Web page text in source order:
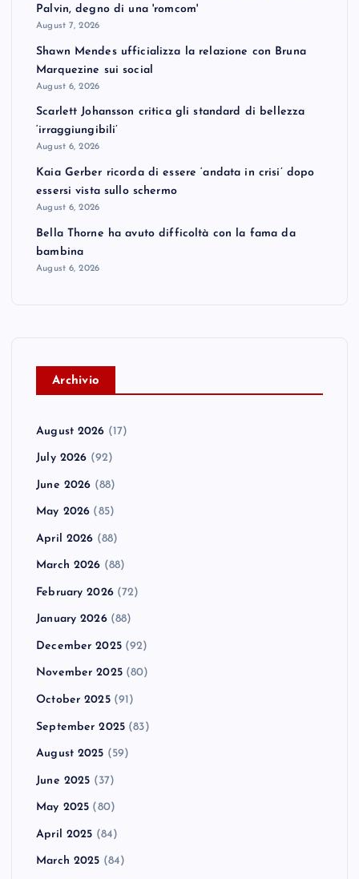
Palvin, degno di una 'romcom'
August 7, 2026
Shawn Mendes ufficializza la relazione con Bruna
Marquezine sui social
August 6, 2026
Scarlett Johansson critica gli standard di bellezza
‘irraggiungibili’
August 6, 2026
Kaia Gerber ricorda di essere ‘andata in crisi’ dopo
essersi vista sullo schermo
August 6, 2026
Bella Thorne ha avuto difficoltà con la fama da
bambina
August 6, 2026
Archivio
August 2026 (17)
July 2026 (92)
June 2026 (88)
May 2026 (85)
April 2026 (88)
March 2026 (88)
February 2026(72)
January 2026(88)
December 2025(92)
November 2025(80)
October 2025(91)
September 2025 (83)
August 2025 (59)
June 2025 (37)
May 2025 (80)
April 2025 (84)
March 2025 (84)